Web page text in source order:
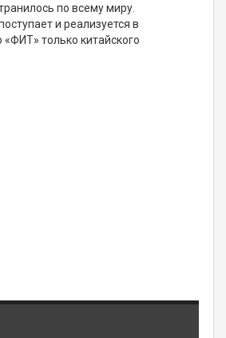
по всему миру.
и реализуется в
только китайского